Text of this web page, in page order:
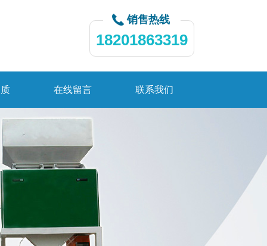
销售热线
18201863319
在线留言 联系我们